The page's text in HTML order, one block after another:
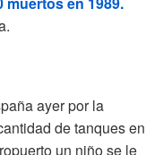
ayer por la
de tanques en
un niño se le